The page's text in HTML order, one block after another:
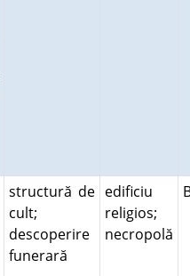
structură de
cult;
descoperire
funerară
edificiu
religios;
necropolă